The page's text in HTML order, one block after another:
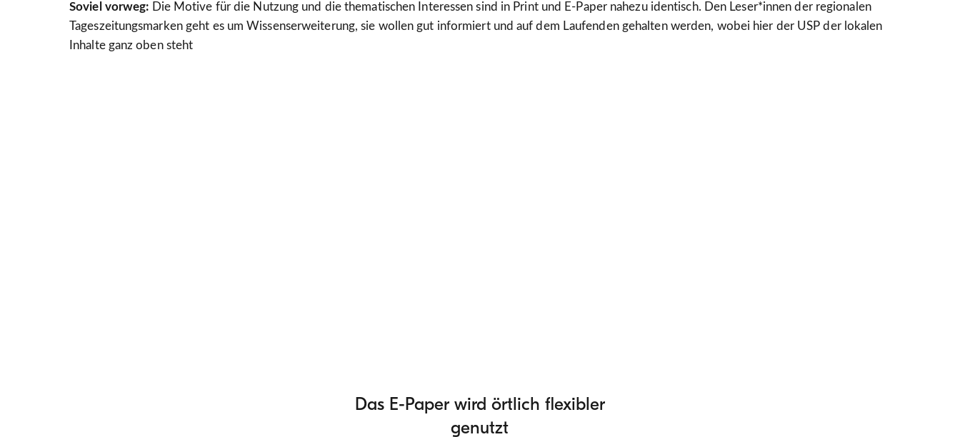
Soviel vorweg: Die Motive für die Nutzung und die thematischen Interessen sind in Print und E-Paper nahezu identisch. Den Leser*innen der regionalen
Tageszeitungsmarken geht es um Wissenserweiterung, sie wollen gut informiert und auf dem Laufenden gehalten werden, wobei hier der USP der lokalen
Inhalte ganz oben steht
Das E-Paper wird örtlich flexibler
genutzt